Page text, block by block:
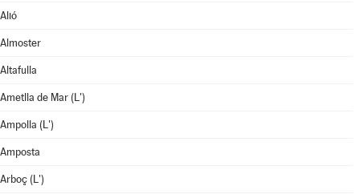
Alió
Almoster
Altafulla
Ametlla de Mar (L')
Ampolla (L')
Amposta
Arboç (L')